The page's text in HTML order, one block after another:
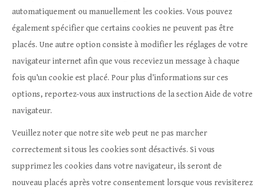
automatiquement ou manuellement les cookies. Vous pouvez
également spécifier que certains cookies ne peuvent pas être
placés. Une autre option consiste à modifier les réglages de votre
navigateur internet afin que vous receviez un message à chaque
fois qu’un cookie est placé. Pour plus d’informations sur ces
options, reportez-vous aux instructions de la section Aide de votre
navigateur.
Veuillez noter que notre site web peut ne pas marcher
correctement si tous les cookies sont désactivés. Si vous
supprimez les cookies dans votre navigateur, ils seront de
nouveau placés après votre consentement lorsque vous revisiterez